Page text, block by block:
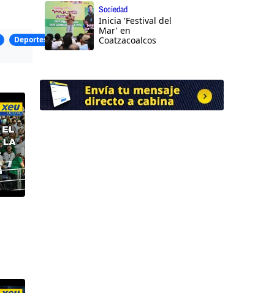
Deportes
Sociedad
Inicia 'Festival del
Mar' en
Coatzacoalcos